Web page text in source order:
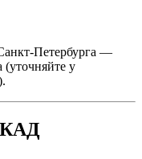
Петербурга —
(уточняйте у
КАД